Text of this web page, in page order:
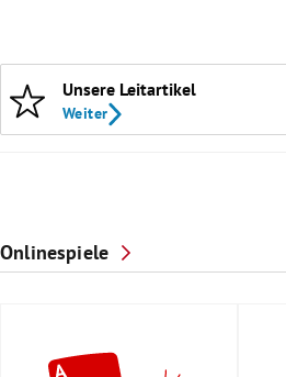
Unsere Leitartikel
Weiter
Onlinespiele